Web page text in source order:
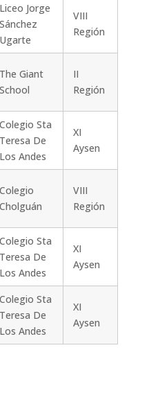
Liceo Jorge
Sánchez
Ugarte
VIII
Región
The Giant
School
II
Región
Colegio Sta
Teresa De
Los Andes
XI
Aysen
Colegio
Cholguán
VIII
Región
Colegio Sta
Teresa De
Los Andes
XI
Aysen
Colegio Sta
Teresa De
Los Andes
XI
Aysen